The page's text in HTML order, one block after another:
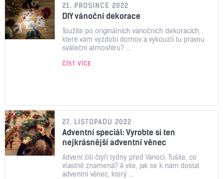
21. PROSINCE 2022
DIY vánoční dekorace
Toužíte po originálních vánočních dekoracích,
které vám vyzdobí domov a vykouzlí tu pravou
sváteční atmosféru? ...
ČÍST VÍCE
27. LISTOPADU 2022
Adventní speciál: Vyrobte si ten
nejkrásnější adventní věnec
Advent čili čtyři týdny před Vánoci. Tušíte, co
vlastně znamená? A víte, jak se k nám dostal
adventní věnec, který ...